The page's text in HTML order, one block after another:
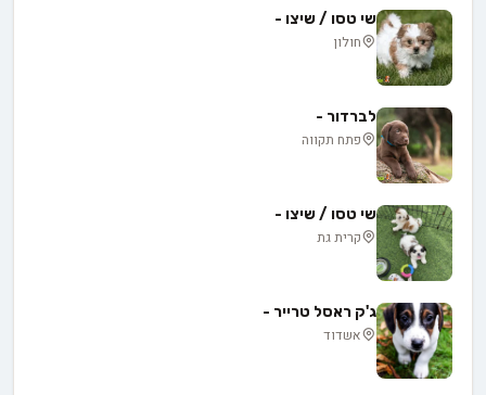
שי טסו / שיצו -
חולון
לברדור -
פתח תקווה
שי טסו / שיצו -
קרית גת
ג'ק ראסל טרייר -
אשדוד